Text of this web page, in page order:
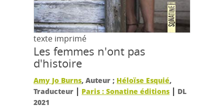
texte imprimé
Les femmes n'ont pas
d'histoire
Amy Jo Burns, Auteur ; Héloïse Esquié,
Traducteur | Paris : Sonatine éditions | DL
2021